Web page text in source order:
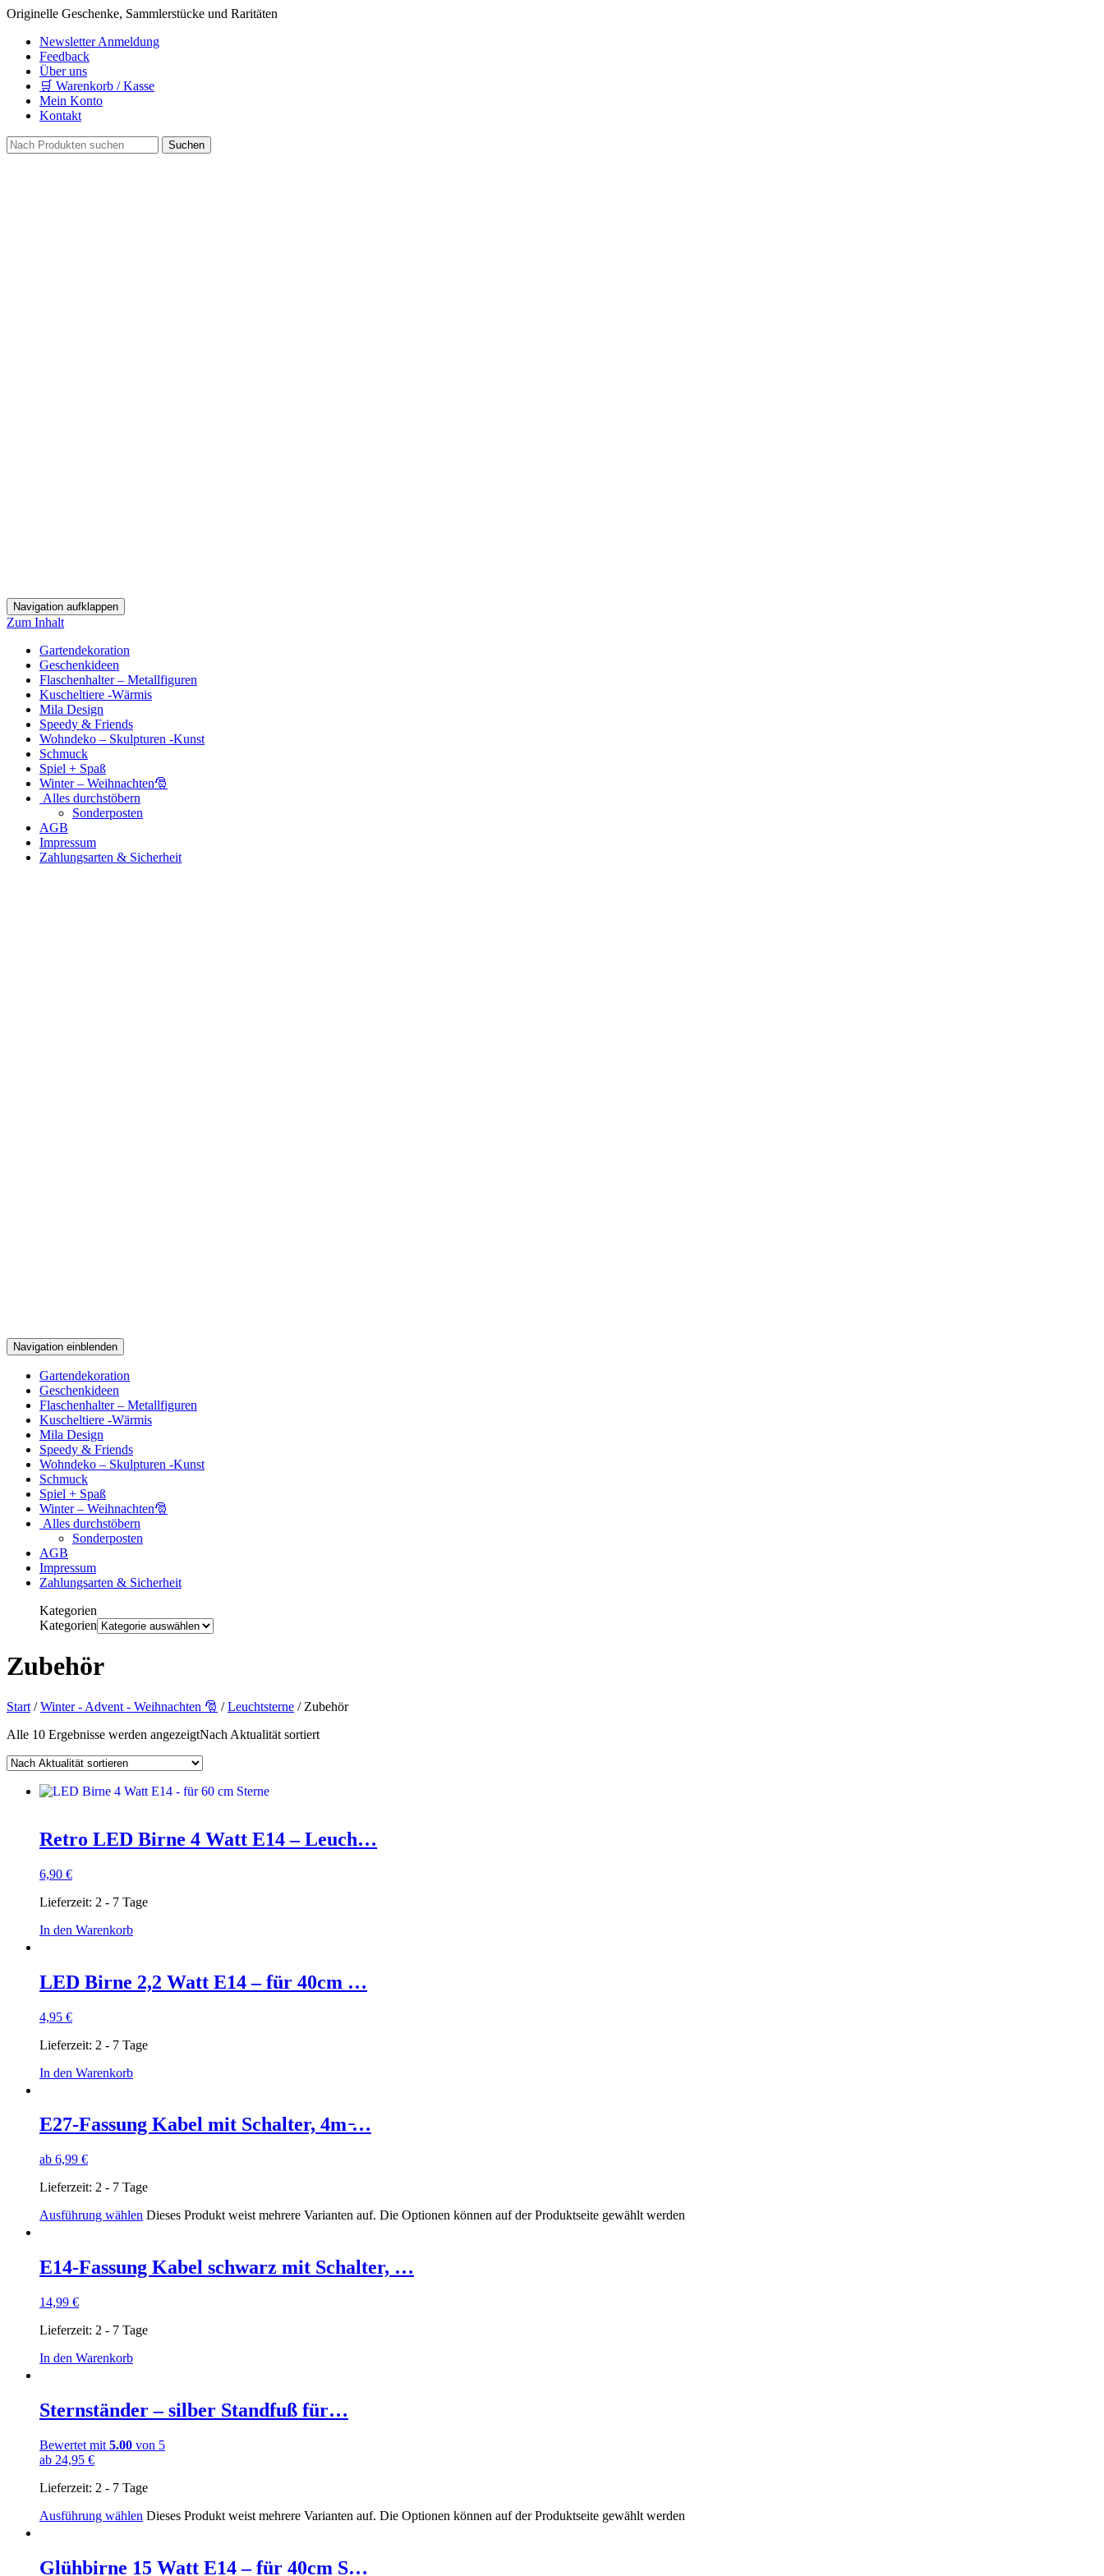
Originelle Geschenke, Sammlerstücke und Raritäten
Newsletter Anmeldung
Feedback
Über uns
🛒 Warenkorb / Kasse
Mein Konto
Kontakt
Navigation aufklappen
Zum Inhalt
Gartendekoration
Geschenkideen
Flaschenhalter – Metallfiguren
Kuscheltiere -Wärmis
Mila Design
Speedy & Friends
Wohndeko – Skulpturen -Kunst
Schmuck
Spiel + Spaß
Winter – Weihnachten🎅
Alles durchstöbern
Sonderposten
AGB
Impressum
Zahlungsarten & Sicherheit
Navigation einblenden
Gartendekoration
Geschenkideen
Flaschenhalter – Metallfiguren
Kuscheltiere -Wärmis
Mila Design
Speedy & Friends
Wohndeko – Skulpturen -Kunst
Schmuck
Spiel + Spaß
Winter – Weihnachten🎅
Alles durchstöbern
Sonderposten
AGB
Impressum
Zahlungsarten & Sicherheit
Kategorien
Kategorien
Zubehör
Start /Winter - Advent - Weihnachten 🎅 /Leuchtsterne / Zubehör
Alle 10 Ergebnisse werden angezeigtNach Aktualität sortiert
Retro LED Birne 4 Watt E14 – Leuch…
6,90 €
Lieferzeit: 2 - 7 Tage
In den Warenkorb
LED Birne 2,2 Watt E14 – für 40cm …
4,95 €
Lieferzeit: 2 - 7 Tage
In den Warenkorb
E27-Fassung Kabel mit Schalter, 4m ̵…
ab 6,99 €
Lieferzeit: 2 - 7 Tage
Ausführung wählen Dieses Produkt weist mehrere Varianten auf. Die Optionen können auf der Produktseite gewählt werden
E14-Fassung Kabel schwarz mit Schalter, …
14,99 €
Lieferzeit: 2 - 7 Tage
In den Warenkorb
Sternständer – silber Standfuß für…
Bewertet mit 5.00 von 5
ab 24,95 €
Lieferzeit: 2 - 7 Tage
Ausführung wählen Dieses Produkt weist mehrere Varianten auf. Die Optionen können auf der Produktseite gewählt werden
Glühbirne 15 Watt E14 – für 40cm S…